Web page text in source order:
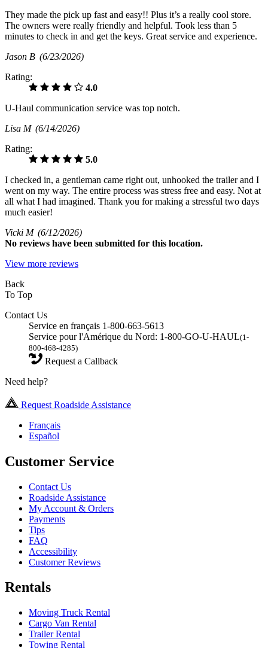
They made the pick up fast and easy!! Plus it’s a really cool store.
The owners were really friendly and helpful. Took less than 5
minutes to check in and get the keys. Great service and experience.
Jason B (6/23/2026)
Rating:
4.0
U-Haul communication service was top notch.
Lisa M (6/14/2026)
Rating:
5.0
I checked in, a gentleman came right out, unhooked the trailer and I
went on my way. The entire process was stress free and easy. Not at
all what I had imagined. Thank you for making a stressful two days
much easier!
Vicki M (6/12/2026)
No reviews have been submitted for this location.
View more reviews
Back
To Top
Contact Us
Service en français 1-800-663-5613
Service pour l'Amérique du Nord: 1-800-GO-U-HAUL(1-
800-468-4285)
Request a Callback
Need help?
Request Roadside Assistance
Français
Español
Customer Service
Contact Us
Roadside Assistance
My Account & Orders
Payments
Tips
FAQ
Accessibility
Customer Reviews
Rentals
Moving Truck Rental
Cargo Van Rental
Trailer Rental
Towing Rental